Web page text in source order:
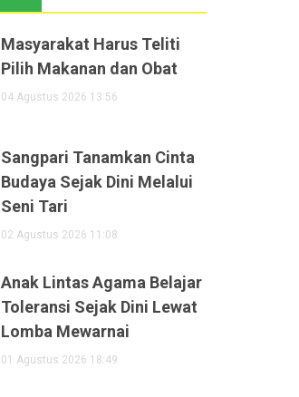
Masyarakat Harus Teliti
Pilih Makanan dan Obat
04 Agustus 2026 13:56
Sangpari Tanamkan Cinta
Budaya Sejak Dini Melalui
Seni Tari
02 Agustus 2026 11:08
Anak Lintas Agama Belajar
Toleransi Sejak Dini Lewat
Lomba Mewarnai
01 Agustus 2026 18:49